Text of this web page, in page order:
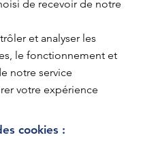
de recevoir de notre
et analyser les
le fonctionnement et
notre service
votre expérience
cookies :